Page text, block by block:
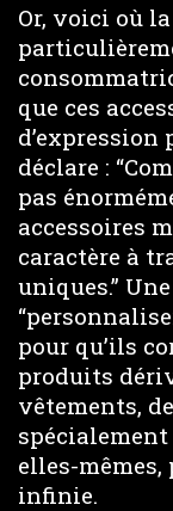
Or, voici où
que ces
d’expression
déclare :
pas
accessoires
caractère à
uniques.”
pour qu’ils
produits
vêtements,
elles-
infinie.